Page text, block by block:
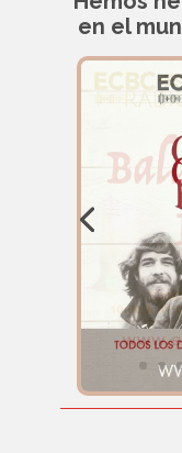
en el